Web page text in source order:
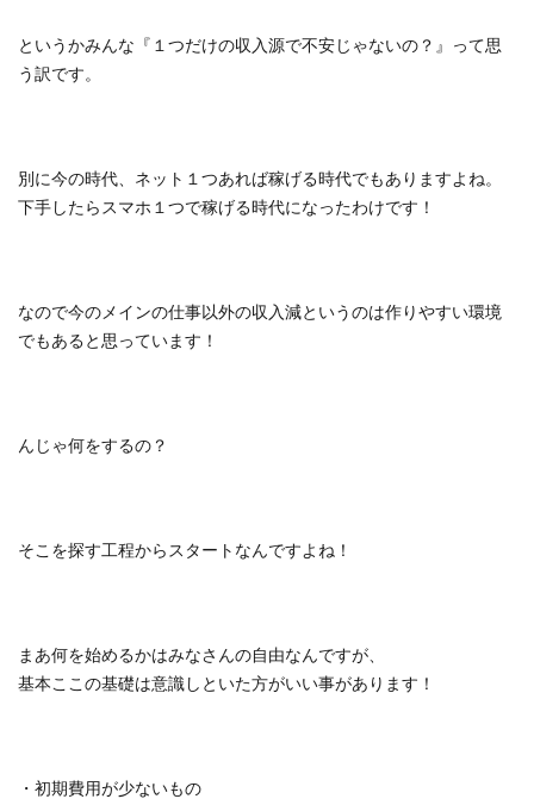
というかみんな『１つだけの収入源で不安じゃないの？』って思
う訳です。
別に今の時代、ネット１つあれば稼げる時代でもありますよね。
下手したらスマホ１つで稼げる時代になったわけです！
なので今のメインの仕事以外の収入減というのは作りやすい環境
でもあると思っています！
んじゃ何をするの？
そこを探す工程からスタートなんですよね！
まあ何を始めるかはみなさんの自由なんですが、
基本ここの基礎は意識しといた方がいい事があります！
・初期費用が少ないもの